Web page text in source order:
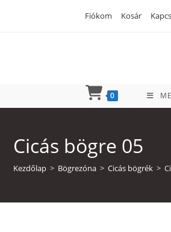
Fiókom Kosár
0
Cicás bögre 05
Kezdőlap > Bögrezóna > Cicás bögrék >